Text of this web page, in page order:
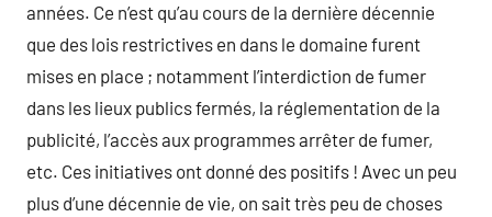
années. Ce n’est qu’au cours de la dernière décennie
que des lois restrictives en dans le domaine furent
mises en place ; notamment l’interdiction de fumer
dans les lieux publics fermés, la réglementation de la
publicité, l’accès aux programmes arrêter de fumer,
etc. Ces initiatives ont donné des positifs ! Avec un peu
plus d’une décennie de vie, on sait très peu de choses